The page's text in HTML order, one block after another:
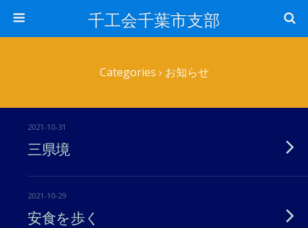
千工会千葉市支部
Categories › お知らせ
2021-10-31
三県境
2021-10-29
安食を歩く